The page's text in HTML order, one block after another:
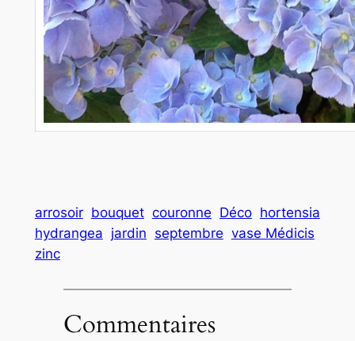
arrosoir bouquet couronne Déco hortensia
hydrangea jardin septembre vase Médicis
zinc
Commentaires